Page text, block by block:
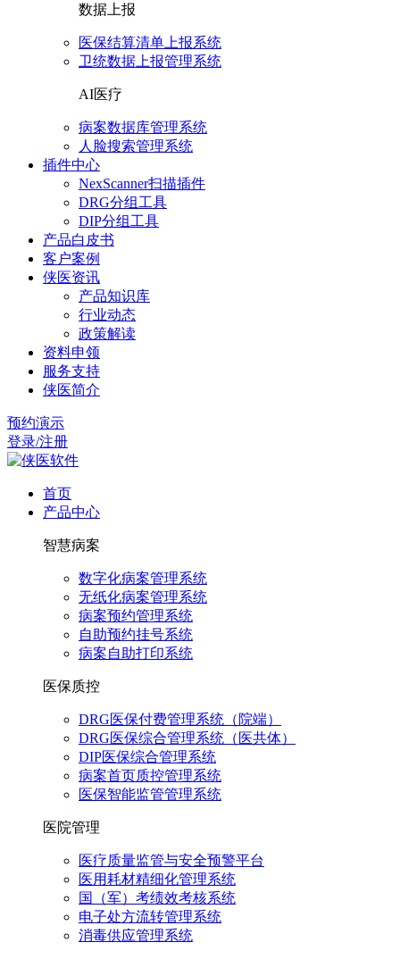
数据上报
医保结算清单上报系统
卫统数据上报管理系统
AI医疗
病案数据库管理系统
人脸搜索管理系统
插件中心
NexScanner扫描插件
DRG分组工具
DIP分组工具
产品白皮书
客户案例
侠医资讯
产品知识库
行业动态
政策解读
资料申领
服务支持
侠医简介
预约演示
登录/注册
首页
产品中心
智慧病案
数字化病案管理系统
无纸化病案管理系统
病案预约管理系统
自助预约挂号系统
病案自助打印系统
医保质控
DRG医保付费管理系统（院端）
DRG医保综合管理系统（医共体）
DIP医保综合管理系统
病案首页质控管理系统
医保智能监管管理系统
医院管理
医疗质量监管与安全预警平台
医用耗材精细化管理系统
国（军）考绩效考核系统
电子处方流转管理系统
消毒供应管理系统